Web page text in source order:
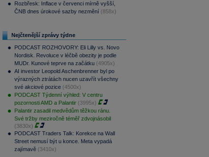
Rozbřesk: Inflace v červenci mírně vyšší,
ČNB dnes úrokové sazby nezmění (858x)
Nejčtenější zprávy týdne
PODCAST ROZHOVORY: Eli Lilly vs. Novo
Nordisk. Revoluce v léčbě obezity je podle
MUDr. Kunové teprve na začátku (4905x)
AI investor Leopold Aschenbrenner byl po
výrazných ztrátách nucen uzavřít všechny
své akciové pozice (4500x)
PODCAST Týdenní výhled: V centru
pozornosti AMD a Palantir (3995x)
Palantir zasadil medvědům těžkou ránu.
Své tržby meziročně téměř zdvojnásobil
(3830x)
PODCAST Traders Talk: Korekce na Wall
Street nemusí být u konce. Meta vypadá
zajímavě (3410x)